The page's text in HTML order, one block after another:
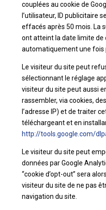
couplées au cookie de
l’utilisateur, ID publicitaire
effacés après 50 mois. La
ont atteint la date limite de
automatiquement une fois
Le visiteur du site peut
sélectionnant le réglage
visiteur du site peut aussi
rassembler, via cookies,
l’adresse IP) et de traiter
téléchargeant et en
http://tools.google.com/
Le visiteur du site peut
données par Google
“cookie d’opt-out” sera
visiteur du site de ne pas
navigation du site.